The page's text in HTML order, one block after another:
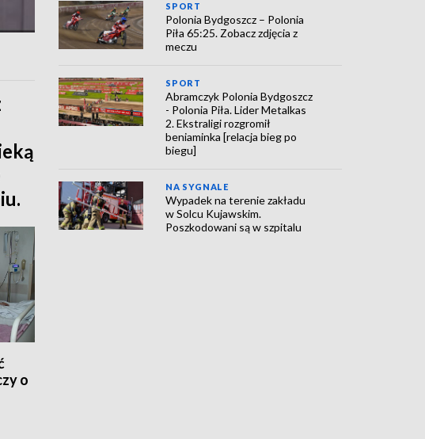
o
SPORT
Polonia Bydgoszcz – Polonia
Piła 65:25. Zobacz zdjęcia z
meczu
SPORT
Abramczyk Polonia Bydgoszcz
- Polonia Piła. Lider Metalkas
2. Ekstraligi rozgromił
beniaminka [relacja bieg po
biegu]
NA SYGNALE
Wypadek na terenie zakładu
w Solcu Kujawskim.
Poszkodowani są w szpitalu